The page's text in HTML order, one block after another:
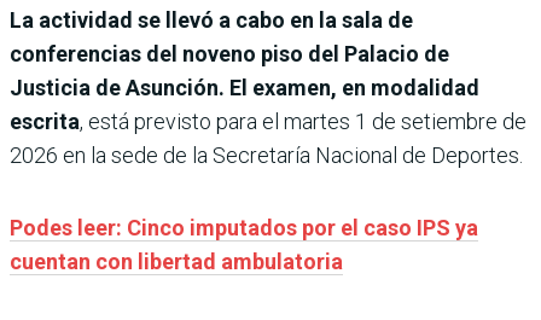
La actividad se llevó a cabo en la sala de
conferencias del noveno piso del Palacio de
Justicia de Asunción. El examen, en modalidad
escrita, está previsto para el martes 1 de setiembre de
2026 en la sede de la Secretaría Nacional de Deportes.
Podes leer: Cinco imputados por el caso IPS ya
cuentan con libertad ambulatoria